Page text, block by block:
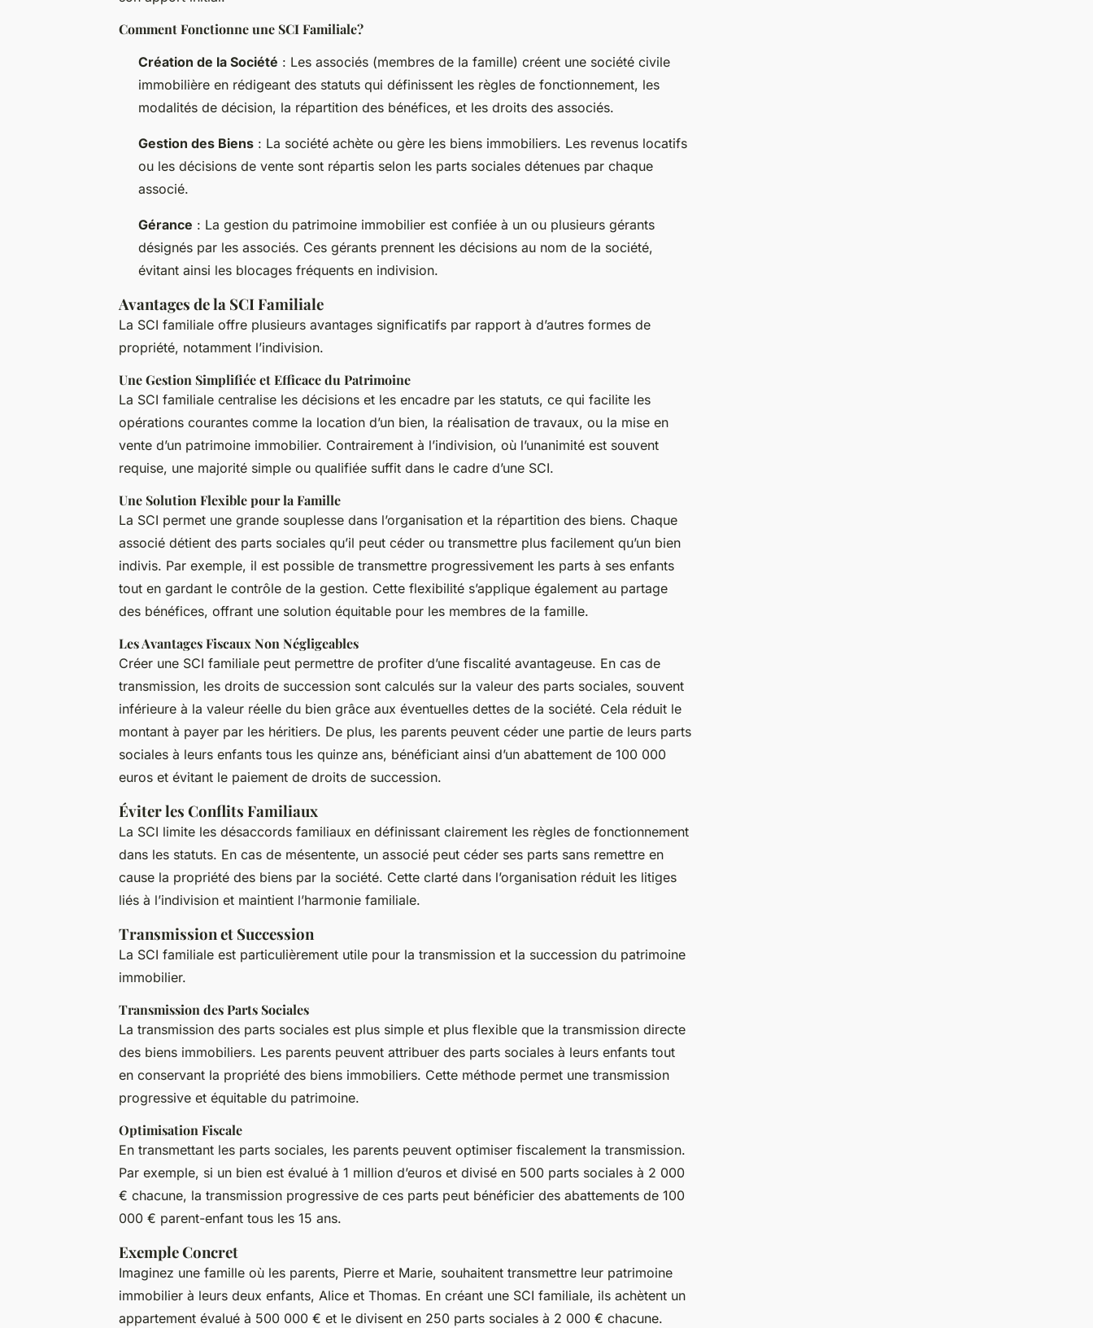
Comment Fonctionne une SCI Familiale?
Création de la Société : Les associés (membres de la famille) créent une société civile
immobilière en rédigeant des statuts qui définissent les règles de fonctionnement, les
modalités de décision, la répartition des bénéfices, et les droits des associés.
Gestion des Biens : La société achète ou gère les biens immobiliers. Les revenus locatifs
ou les décisions de vente sont répartis selon les parts sociales détenues par chaque
associé.
Gérance : La gestion du patrimoine immobilier est confiée à un ou plusieurs gérants
désignés par les associés. Ces gérants prennent les décisions au nom de la société,
évitant ainsi les blocages fréquents en indivision.
Avantages de la SCI Familiale
La SCI familiale offre plusieurs avantages significatifs par rapport à d’autres formes de
propriété, notamment l’indivision.
Une Gestion Simplifiée et Efficace du Patrimoine
La SCI familiale centralise les décisions et les encadre par les statuts, ce qui facilite les
opérations courantes comme la location d’un bien, la réalisation de travaux, ou la mise en
vente d’un patrimoine immobilier. Contrairement à l’indivision, où l’unanimité est souvent
requise, une majorité simple ou qualifiée suffit dans le cadre d’une SCI.
Une Solution Flexible pour la Famille
La SCI permet une grande souplesse dans l’organisation et la répartition des biens. Chaque
associé détient des parts sociales qu’il peut céder ou transmettre plus facilement qu’un bien
indivis. Par exemple, il est possible de transmettre progressivement les parts à ses enfants
tout en gardant le contrôle de la gestion. Cette flexibilité s’applique également au partage
des bénéfices, offrant une solution équitable pour les membres de la famille.
Les Avantages Fiscaux Non Négligeables
Créer une SCI familiale peut permettre de profiter d’une fiscalité avantageuse. En cas de
transmission, les droits de succession sont calculés sur la valeur des parts sociales, souvent
inférieure à la valeur réelle du bien grâce aux éventuelles dettes de la société. Cela réduit le
montant à payer par les héritiers. De plus, les parents peuvent céder une partie de leurs parts
sociales à leurs enfants tous les quinze ans, bénéficiant ainsi d’un abattement de 100 000
euros et évitant le paiement de droits de succession.
Éviter les Conflits Familiaux
La SCI limite les désaccords familiaux en définissant clairement les règles de fonctionnement
dans les statuts. En cas de mésentente, un associé peut céder ses parts sans remettre en
cause la propriété des biens par la société. Cette clarté dans l’organisation réduit les litiges
liés à l’indivision et maintient l’harmonie familiale.
Transmission et Succession
La SCI familiale est particulièrement utile pour la transmission et la succession du patrimoine
immobilier.
Transmission des Parts Sociales
La transmission des parts sociales est plus simple et plus flexible que la transmission directe
des biens immobiliers. Les parents peuvent attribuer des parts sociales à leurs enfants tout
en conservant la propriété des biens immobiliers. Cette méthode permet une transmission
progressive et équitable du patrimoine.
Optimisation Fiscale
En transmettant les parts sociales, les parents peuvent optimiser fiscalement la transmission.
Par exemple, si un bien est évalué à 1 million d’euros et divisé en 500 parts sociales à 2 000
€ chacune, la transmission progressive de ces parts peut bénéficier des abattements de 100
000 € parent-enfant tous les 15 ans.
Exemple Concret
Imaginez une famille où les parents, Pierre et Marie, souhaitent transmettre leur patrimoine
immobilier à leurs deux enfants, Alice et Thomas. En créant une SCI familiale, ils achètent un
appartement évalué à 500 000 € et le divisent en 250 parts sociales à 2 000 € chacune.